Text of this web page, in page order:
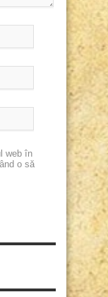
web în
o să